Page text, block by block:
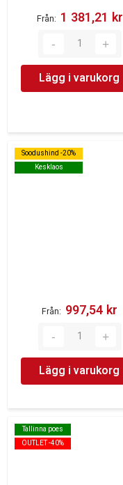
Från 1 381,21 kr‎
Lägg i varukorg
Soodushind -20%
Kesklaos
Soodushind -20%
Kesklaos
Från 997,54 kr‎
Lägg i varukorg
Tallinna poes
OUTLET -40%
Tallinna poes
OUTLET -40%